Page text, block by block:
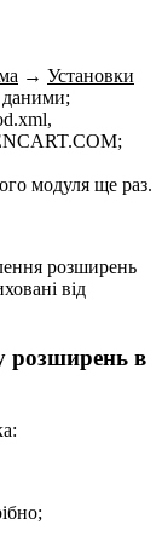
→ Установки
даними;
модуля ще раз.
розширень
від
розширень в